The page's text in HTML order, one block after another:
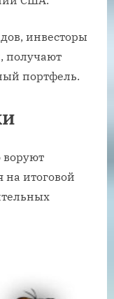
инвесторы
получают
портфель.
на итоговой